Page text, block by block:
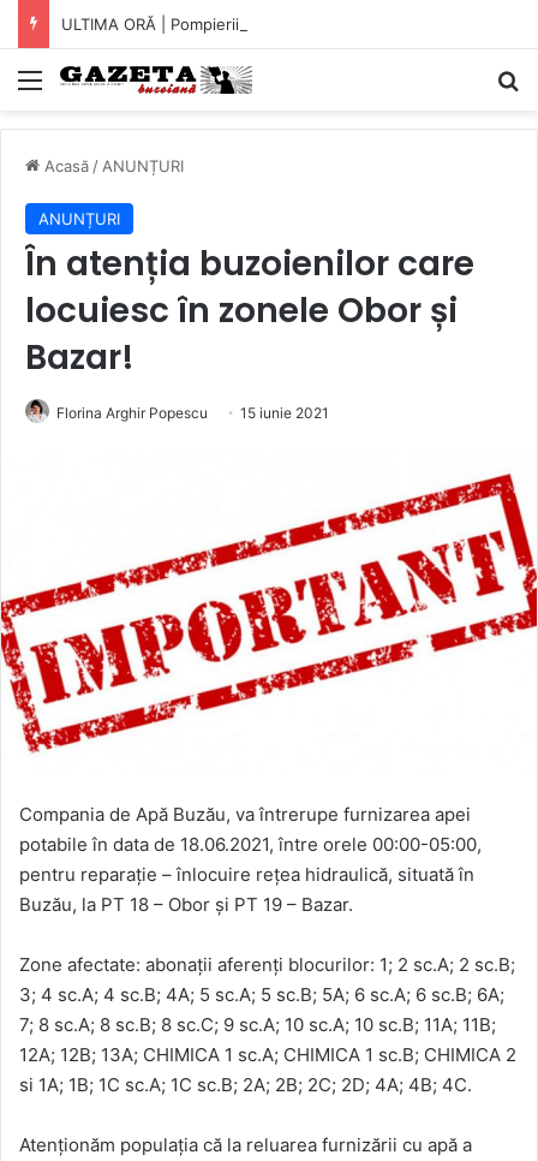
Mediu
Acasă / ANUNȚURI
ANUNȚURI
În atenția buzoienilor care
locuiesc în zonele Obor și
Bazar!
Florina Arghir Popescu 15 iunie 2021
Compania de Apă Buzău, va întrerupe furnizarea apei
potabile în data de 18.06.2021, între orele 00:00-05:00,
pentru reparație – înlocuire rețea hidraulică, situată în
Buzău, la PT 18 – Obor și PT 19 – Bazar.
Zone afectate: abonații aferenți blocurilor: 1; 2 sc.A; 2 sc.B;
3; 4 sc.A; 4 sc.B; 4A; 5 sc.A; 5 sc.B; 5A; 6 sc.A; 6 sc.B; 6A;
7; 8 sc.A; 8 sc.B; 8 sc.C; 9 sc.A; 10 sc.A; 10 sc.B; 11A; 11B;
12A; 12B; 13A; CHIMICA 1 sc.A; CHIMICA 1 sc.B; CHIMICA 2
si 1A; 1B; 1C sc.A; 1C sc.B; 2A; 2B; 2C; 2D; 4A; 4B; 4C.
Atenționăm populația că la reluarea furnizării cu apă a